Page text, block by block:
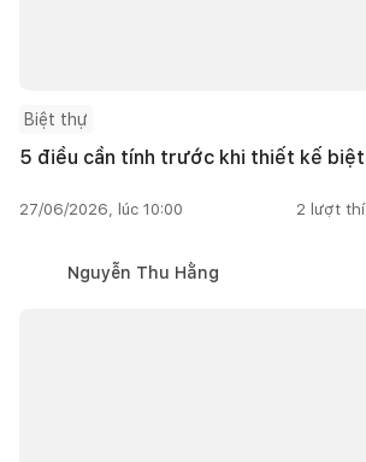
Biệt thự
5 điều cần tính trước khi thiết kế
27/06/2026, lúc 10:00 2 lượt
Nguyễn Thu Hằng